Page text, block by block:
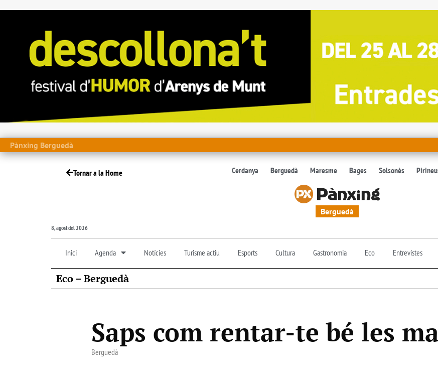
Pànxing Berguedà
Tornar a la Home Cerdanya Berguedà Maresme Bages Solsonès
Berguedà
8, agost del 2026
Inici Agenda Notícies Turisme actiu Esports Cultura Gastronomia Eco Entrevistes
Eco – Berguedà
Saps com rentar-te bé les
Berguedà